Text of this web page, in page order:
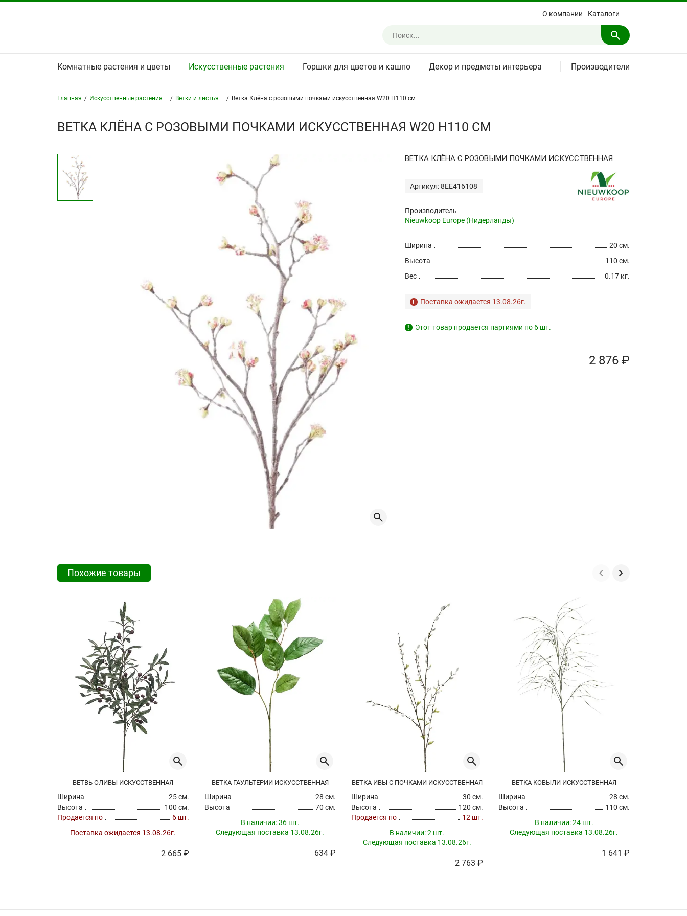
О компании Каталоги
Комнатные растения и цветы Искусственные растения Горшки для цветов и кашпо Декор и предметы интерьера Производители
Главная / Искусственные растения ≡ / Ветки и листья ≡ / Ветка Клёна с розовыми почками искусственная W20 H110 см
ВЕТКА КЛЁНА С РОЗОВЫМИ ПОЧКАМИ ИСКУССТВЕННАЯ W20 H110 СМ
ВЕТКА КЛЁНА С РОЗОВЫМИ ПОЧКАМИ ИСКУССТВЕННАЯ
Артикул: 8EE416108
Производитель
Nieuwkoop Europe (Нидерланды)
20 см.
Ширина
110 см.
Высота
0.17 кг.
Вес
Поставка ожидается 13.08.26г.
! Этот товар продается партиями по 6 шт.
2 876 ₽
Похожие товары
ВЕТВЬ ОЛИВЫ ИСКУССТВЕННАЯ
Ширина
25 см.
Высота
100 см.
Продается по
6 шт.
Поставка ожидается 13.08.26г.
2 665 ₽
ВЕТКА ГАУЛЬТЕРИИ ИСКУССТВЕННАЯ
Ширина
28 см.
Высота
70 см.
В наличии:36 шт.
Следующая поставка 13.08.26г.
634 ₽
ВЕТКА ИВЫ С ПОЧКАМИ ИСКУССТВЕННАЯ
Ширина
30 см.
Высота
120 см.
Продается по
12 шт.
В наличии:2 шт.
Следующая поставка 13.08.26г.
2 763 ₽
ВЕТКА КОВЫЛИ ИСКУССТВЕННАЯ
Ширина
28 см.
Высота
110 см.
В наличии:24 шт.
Следующая поставка 13.08.26г.
1 641 ₽